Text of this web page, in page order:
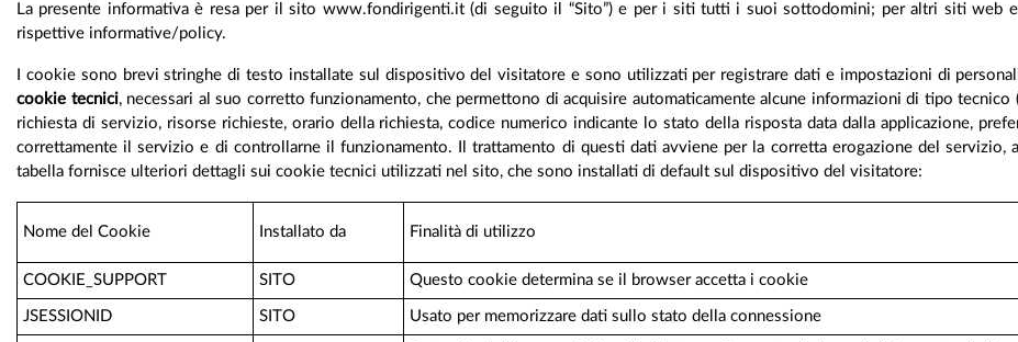
La presente informativa è resa per il sito www.fondirigenti.it (di seguito il “Sito”) e per i siti tutti i suoi sottodomini; per altri siti web
rispettive informative/policy.
I cookie sono brevi stringhe di testo installate sul dispositivo del visitatore e sono utilizzati per registrare dati e impostazioni di
cookie tecnici, necessari al suo corretto funzionamento, che permettono di acquisire automaticamente alcune informazioni di tipo
richiesta di servizio, risorse richieste, orario della richiesta, codice numerico indicante lo stato della risposta data dalla applicazione,
correttamente il servizio e di controllarne il funzionamento. Il trattamento di questi dati avviene per la corretta erogazione del servizio,
tabella fornisce ulteriori dettagli sui cookie tecnici utilizzati nel sito, che sono installati di default sul dispositivo del visitatore:
Nome del Cookie Installato da Finalità di utilizzo
COOKIE_SUPPORT SITO Questo cookie determina se il browser accetta i cookie
JSESSIONID SITO Usato per memorizzare dati sullo stato della connessione